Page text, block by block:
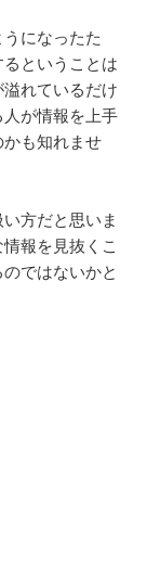
になったた
ということは
れているだけ
が情報を上手
も知れませ
方だと思いま
報を見抜くこ
ではないかと